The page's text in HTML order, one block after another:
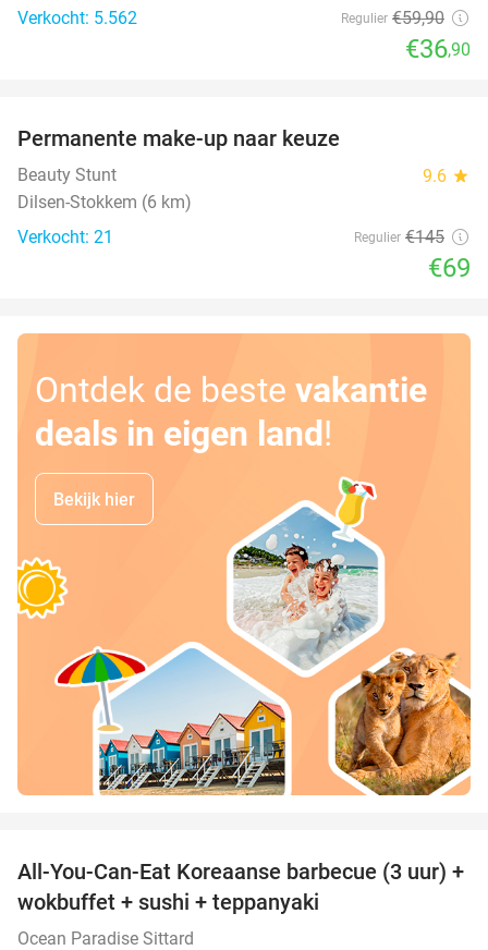
Verkocht: 5.562
Regulier €59,90
€36,90
Permanente make-up naar keuze
Beauty Stunt 9.6 star
Dilsen-Stokkem (6 km)
Verkocht: 21
Regulier €145
€69
Ontdek de beste vakantie
deals in eigen land!
Bekijk hier
21%
All-You-Can-Eat Koreaanse barbecue (3 uur) +
wokbuffet + sushi + teppanyaki
Ocean Paradise Sittard